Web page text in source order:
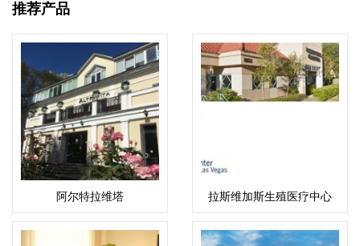
推荐产品
阿尔特拉维塔 拉斯维加斯生殖医疗中心